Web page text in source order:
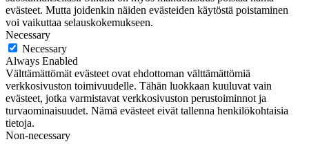
evästeet. Mutta joidenkin näiden evästeiden käytöstä poistaminen
voi vaikuttaa selauskokemukseen.
Necessary
Necessary
Always Enabled
Välttämättömät evästeet ovat ehdottoman välttämättömiä
verkkosivuston toimivuudelle. Tähän luokkaan kuuluvat vain
evästeet, jotka varmistavat verkkosivuston perustoiminnot ja
turvaominaisuudet. Nämä evästeet eivät tallenna henkilökohtaisia
tietoja.
Non-necessary